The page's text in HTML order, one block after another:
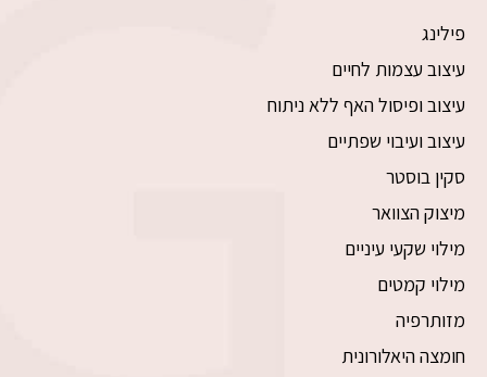
פילינג
עיצוב עצמות לחיים
עיצוב ופיסול האף ללא ניתוח
עיצוב ועיבוי שפתיים
סקין בוסטר
מיצוק הצוואר
מילוי שקעי עיניים
מילוי קמטים
מזותרפיה
חומצה היאלורונית